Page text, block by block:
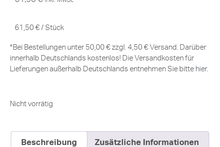
61,50 € / Stück
*Bei Bestellungen unter 50,00 € zzgl. 4,50 € Versand. Darüber
innerhalb Deutschlands kostenlos! Die Versandkosten für
Lieferungen außerhalb Deutschlands entnehmen Sie bitte hier.
Nicht vorrätig
Beschreibung Zusätzliche Informationen